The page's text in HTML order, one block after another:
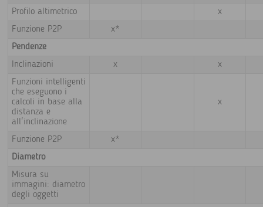
Profilo altimetrico
x
Funzione P2P
x*
Pendenze
Inclinazioni
x
x
Funzioni intelligenti
che eseguono i
calcoli in base alla
distanza e
all'inclinazione
x
Funzione P2P
x*
Diametro
Misura su
immagini: diametro
degli oggetti